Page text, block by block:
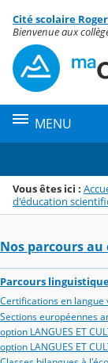
Menu de la
Contenu
Cité scolaire
Bienvenue aux
MENU
Vous êtes ici :
d'éducation
Nos parcours au
Parcours
Certifications en langue
Sections européennes
option LANGUES ET
option LANGUES ET